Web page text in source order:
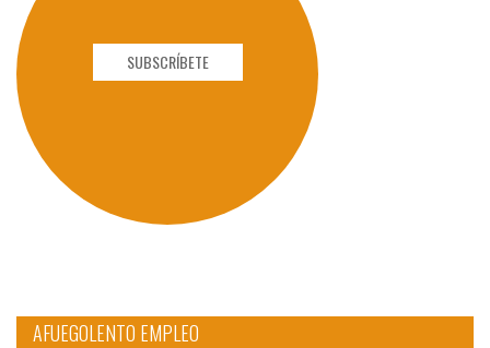
SUBSCRÍBETE
AFUEGOLENTO EMPLEO